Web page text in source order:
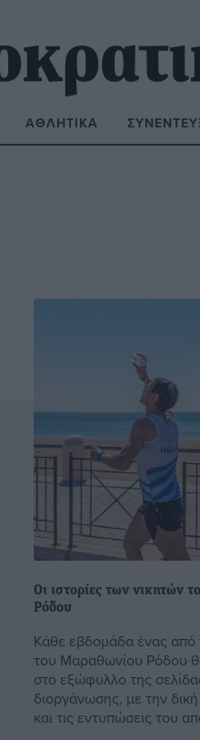
ΑΘΛΗΤΙΚΆ
Οι ιστορίες των νικητών
Ρόδου
Κάθε εβδομάδα ένας από
του Μαραθωνίου Ρόδου
στο εξώφυλλο της
διοργάνωσης, με την δική
και τις εντυπώσεις του